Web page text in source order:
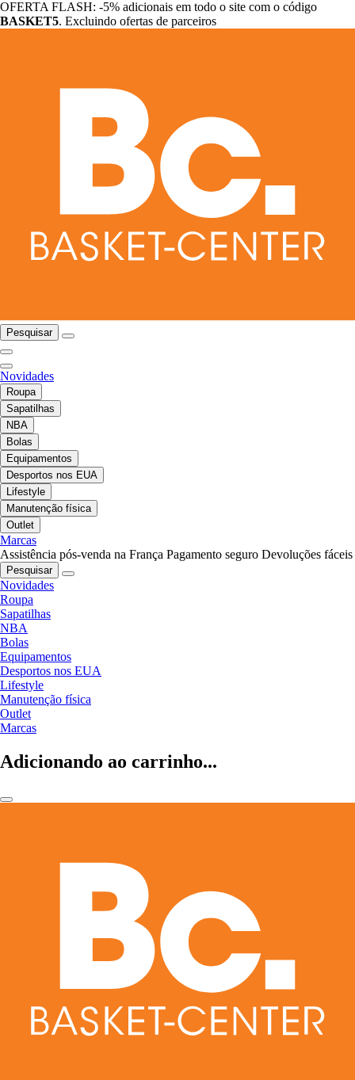
OFERTA FLASH: -5% adicionais em todo o site com o código
BASKET5. Excluindo ofertas de parceiros
Pesquisar
Novidades
Roupa
Sapatilhas
NBA
Bolas
Equipamentos
Desportos nos EUA
Lifestyle
Manutenção física
Outlet
Marcas
Assistência pós-venda na França Pagamento seguro Devoluções fáceis
Pesquisar
Novidades
Roupa
Sapatilhas
NBA
Bolas
Equipamentos
Desportos nos EUA
Lifestyle
Manutenção física
Outlet
Marcas
Adicionando ao carrinho...